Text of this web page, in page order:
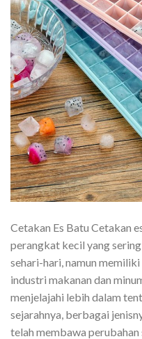
Cetakan Es Batu Cetakan
perangkat kecil yang
sehari-hari, namun
industri makanan dan
menjelajahi lebih dalam
sejarahnya, berbagai
telah membawa